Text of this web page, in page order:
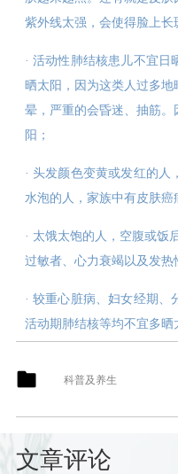
紫外线太强，会使得脸上长
· 活动性肺结核患儿不宜日
晒太阳，因为这类人过多
晕，严重的会昏迷、抽筋
阳；
· 头发颜色变黄或发红的人
水泡的人，家族中有皮肤癌
· 太饿太饱的人，空腹或饭
过敏者、心力衰竭以及发热
· 较重心脏病、妇女经期、
活动期肺结核等均不宜多晒
科普及养生
文章评论